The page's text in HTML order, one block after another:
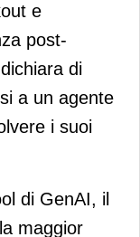
e
post-
di
a un agente
i suoi
di GenAI, il
maggior